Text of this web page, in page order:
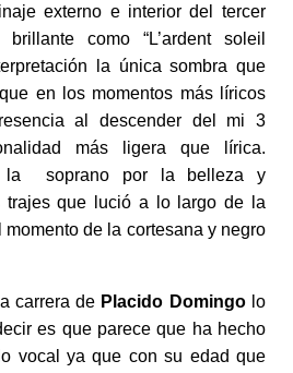
externo e interior del tercer
como “L’ardent soleil
la única sombra que
en los momentos más líricos
al descender del mi 3
más ligera que lírica.
la soprano por la belleza y
trajes que lució a lo largo de la
de la cortesana y negro
carrera de Placido Domingolo
es que parece que ha hecho
vocal ya que con su edad que